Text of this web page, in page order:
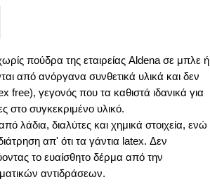
πούδρα της εταιρείας Aldena σε μπλε ή
από ανόργανα συνθετικά υλικά και δεν
free), γεγονός που τα καθιστά ιδανικά για
στο συγκεκριμένο υλικό.
λάδια, διαλύτες και χημικά στοιχεία, ενώ
απ' ότι τα γάντια latex. Δεν
το ευαίσθητο δέρμα από την
αντιδράσεων.